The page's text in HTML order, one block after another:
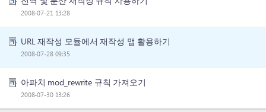
2008-07-21 13:28
URL 재작성 모듈에서 재작성 맵 활용하기
2008-07-28 09:35
아파치 mod_rewrite 규칙 가져오기
2008-07-30 13:26